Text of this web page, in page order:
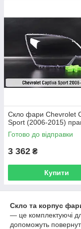
Скло фари Chevrolet
Sport (2006-2015)
Готово до відправки
3 362 ₴
Купити
Скло та корпус
— це комплектуючі
допоможуть